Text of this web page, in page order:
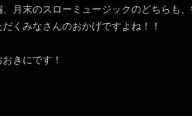
月末のスローミュージックのどちらも
くみなさんのおかげですよね！！
きにです！